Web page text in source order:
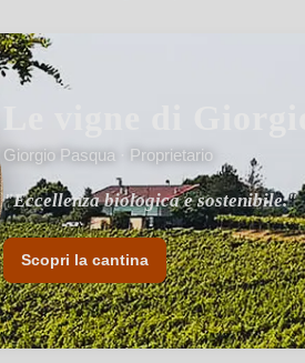
Giorgio Pasqua · Proprietario
"Eccellenza biologica e sostenibile."
Scopri la cantina